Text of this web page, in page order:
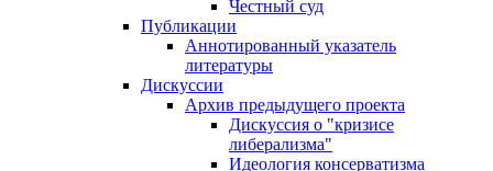
Честный суд
Публикации
Аннотированный указатель
литературы
Дискуссии
Архив предыдущего проекта
Дискуссия о "кризисе
либерализма"
Идеология консерватизма